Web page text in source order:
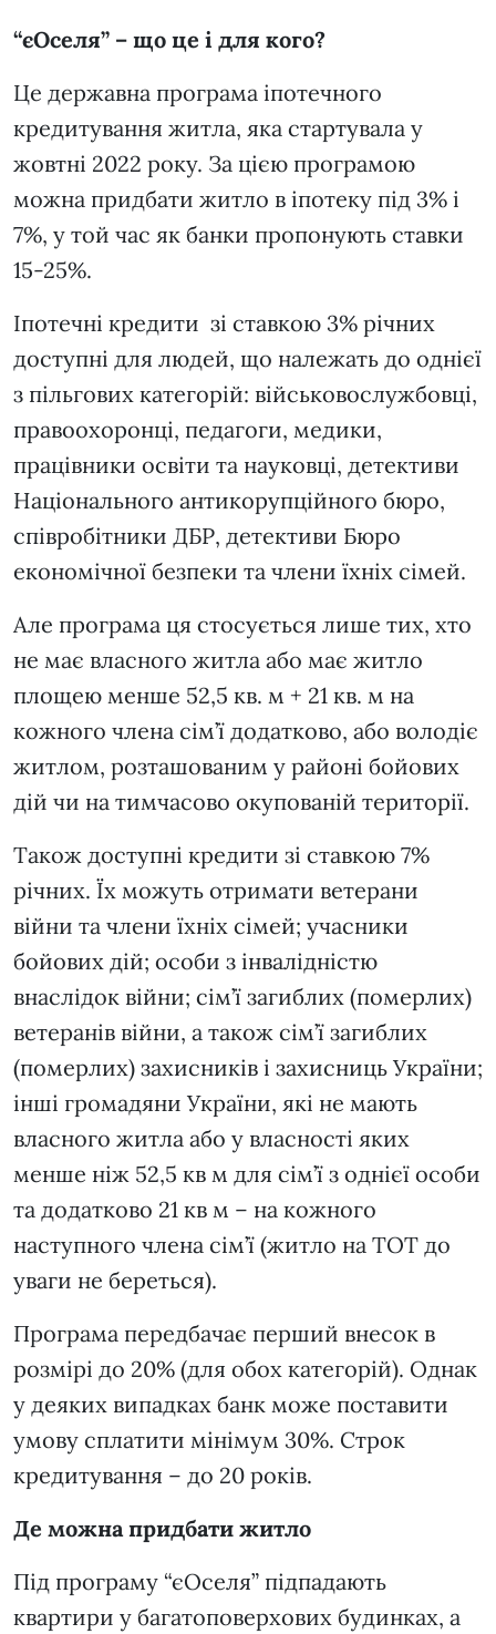
“єОселя” – що це і для кого?
Це державна програма іпотечного
кредитування житла, яка стартувала у
жовтні 2022 року. За цією програмою
можна придбати житло в іпотеку під 3% і
7%, у той час як банки пропонують ставки
15-25%.
Іпотечні кредити зі ставкою 3% річних
доступні для людей, що належать до однієї
з пільгових категорій: військовослужбовці,
правоохоронці, педагоги, медики,
працівники освіти та науковці, детективи
Національного антикорупційного бюро,
співробітники ДБР, детективи Бюро
економічної безпеки та члени їхніх сімей.
Але програма ця стосується лише тих, хто
не має власного житла або має житло
площею менше 52,5 кв. м + 21 кв. м на
кожного члена сім’ї додатково, або володіє
житлом, ‍розташованим у районі бойових
дій чи на тимчасово окупованій території.
Також доступні кредити зі ставкою 7%
річних. Їх можуть отримати ветерани
війни та члени їхніх сімей; учасники
бойових дій; особи з інвалідністю
внаслідок війни; сім’ї загиблих (померлих)
ветеранів війни, а також сім’ї загиблих
(померлих) захисників і захисниць України;
інші громадяни України, які не мають
власного житла або у власності яких
менше ніж 52,5 кв м для сім’ї з однієї особи
та додатково 21 кв м – на кожного
наступного члена сім’ї (житло на ТОТ до
уваги не береться).
Програма передбачає перший внесок в
розмірі до 20% (для обох категорій). Однак
у деяких випадках банк може поставити
умову сплатити мінімум 30%. Строк
кредитування – до 20 років.
Де можна придбати житло
Під програму “єОселя” підпадають
квартири у багатоповерхових будинках, а